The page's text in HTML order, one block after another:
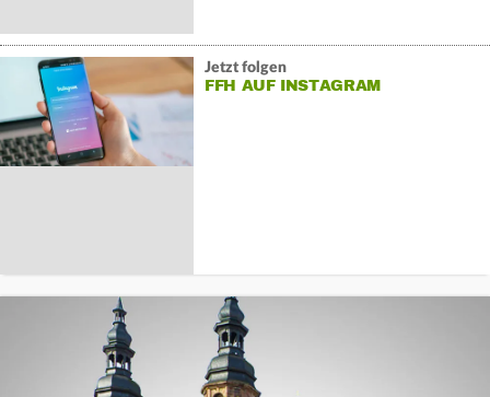
Jetzt folgen
FFH AUF INSTAGRAM